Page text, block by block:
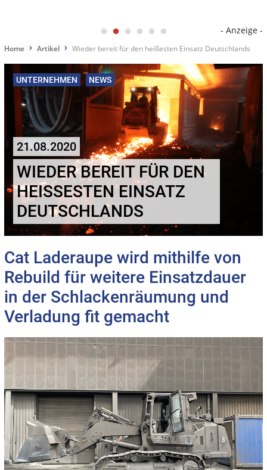
- Anzeige -
Home Artikel Wieder bereit für den heißesten Einsatz Deutschlands
UNTERNEHMEN NEWS
21.08.2020
WIEDER BEREIT FÜR DEN
HEISSESTEN EINSATZ D
EUTSCHLANDS
Cat Laderaupe wird mithilfe von
Rebuild für weitere Einsatzdauer
in der Schlackenräumung und
Verladung fit gemacht